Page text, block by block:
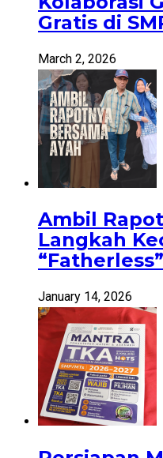
Gratis di
March 2, 2026
Ambil
Langkah
January 14, 2026